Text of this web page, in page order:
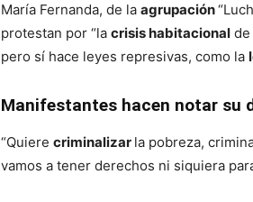
María Fernanda, de la agrupación
protestan por “la crisis habitacional de
pero sí hace leyes represivas, como la
Manifestantes hacen notar su
“Quiere criminalizar la pobreza,
vamos a tener derechos ni siquiera